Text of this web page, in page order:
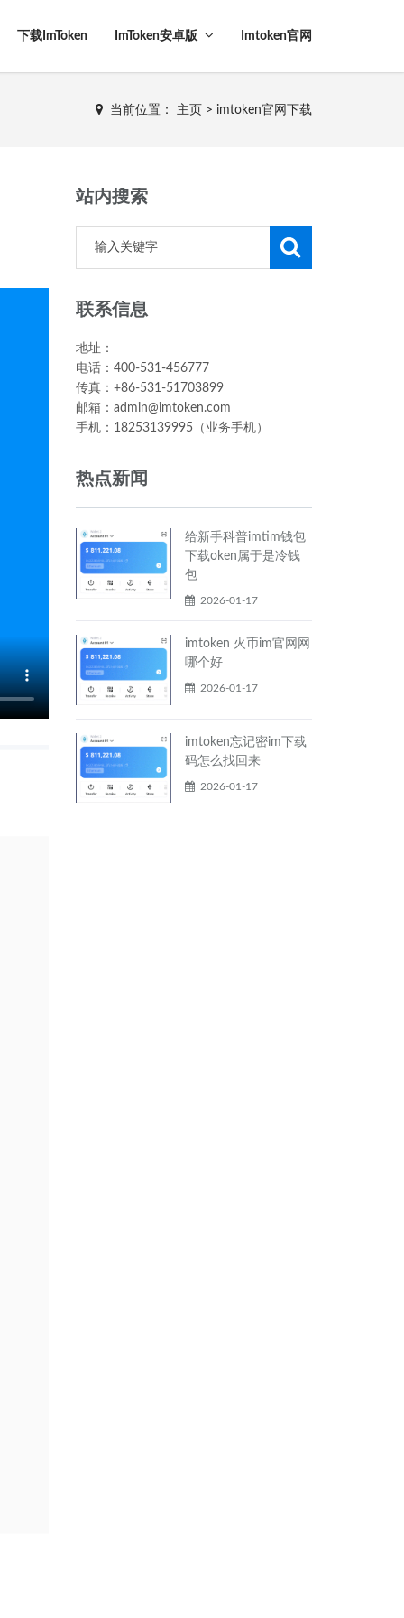
下载imToken ImToken安卓版 Imtoken官网
当前位置： 主页 > imtoken官网下载
站内搜索
联系信息
地址：
电话：400-531-456777
传真：+86-531-51703899
邮箱：admin@imtoken.com
手机：18253139995（业务手机）
热点新闻
给新手科普imtim钱包
下载oken属于是冷钱
包
2026-01-17
imtoken 火币im官网网
哪个好
2026-01-17
imtoken忘记密im下载
码怎么找回来
2026-01-17